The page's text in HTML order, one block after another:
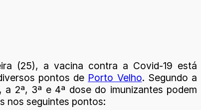
(25), a vacina contra a Covid-19 está
pontos de Porto Velho. Segundo a
a 2ª, 3ª e 4ª dose do imunizantes podem
nos seguintes pontos: